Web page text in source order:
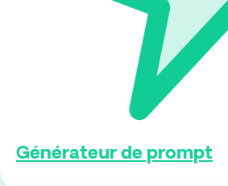
Générateur de prompt